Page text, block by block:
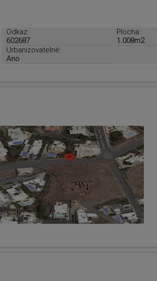
Odkaz:
602687
Plocha:
1.008m2
Urbanizovatelné:
Ano